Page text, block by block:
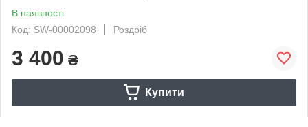
В наявності
Код: SW-00002098
Роздріб
3 400 ₴
Купити